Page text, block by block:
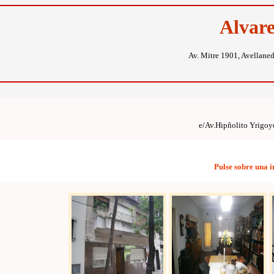
Av. Mitre 1901,
e/Av.Hipñolito
Pulse sobre una